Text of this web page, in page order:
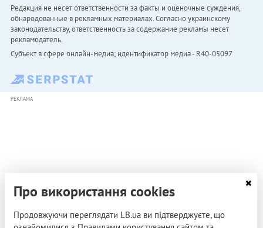
Редакция не несет ответственности за факты и оценочные суждения,
обнародованные в рекламных материалах. Согласно украинскому
законодательству, ответственность за содержание рекламы несет
рекламодатель.
Субъект в сфере онлайн-медиа; идентификатор медиа - R40-05097
РЕКЛАМА
Про використання cookies
Продовжуючи переглядати LB.ua ви підтверджуєте, що